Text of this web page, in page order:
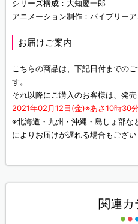
シリーズ構成：大知慶一郎
アニメーション制作：バイブリー
お届けご案内
こちらの商品は、下記日付までの
す。
それ以降にご購入のお客様は、発
2021年02月12日(金)※あさ10時30
※北海道・九州・沖縄・島しょ部な
によりお届けが遅れる場合もござい
関連カ